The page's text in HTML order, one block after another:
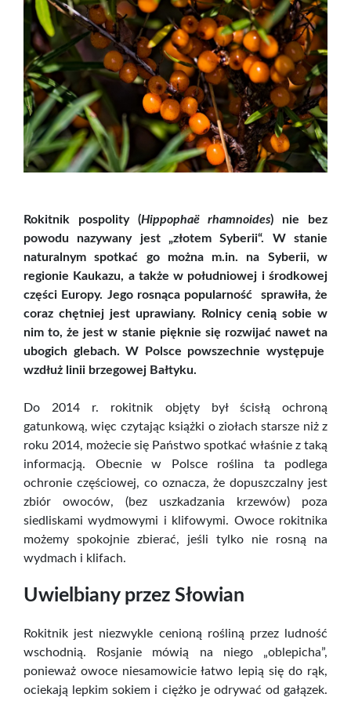
Rokitnik pospolity (Hippophaë rhamnoides) nie bez
powodu nazywany jest „złotem Syberii“. W stanie
naturalnym spotkać go można m.in. na Syberii, w
regionie Kaukazu, a także w południowej i środkowej
części Europy. Jego rosnąca popularność sprawiła, że
coraz chętniej jest uprawiany. Rolnicy cenią sobie w
nim to, że jest w stanie pięknie się rozwijać nawet na
ubogich glebach. W Polsce powszechnie występuje
wzdłuż linii brzegowej Bałtyku.
Do 2014 r. rokitnik objęty był ścisłą ochroną
gatunkową, więc czytając książki o ziołach starsze niż z
roku 2014, możecie się Państwo spotkać właśnie z taką
informacją. Obecnie w Polsce roślina ta podlega
ochronie częściowej, co oznacza, że dopuszczalny jest
zbiór owoców, (bez uszkadzania krzewów) poza
siedliskami wydmowymi i klifowymi. Owoce rokitnika
możemy spokojnie zbierać, jeśli tylko nie rosną na
wydmach i klifach.
Uwielbiany przez Słowian
Rokitnik jest niezwykle cenioną rośliną przez ludność
wschodnią. Rosjanie mówią na niego „oblepicha”,
ponieważ owoce niesamowicie łatwo lepią się do rąk,
ociekają lepkim sokiem i ciężko je odrywać od gałązek.